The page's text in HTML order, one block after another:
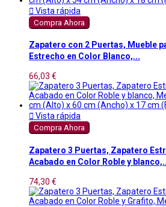
 Vista rápida
Compra Ahora
Zapatero con 2 Puertas, Mueble
Estrecho en Color Blanco,...
66,03 €
 Vista rápida
Compra Ahora
Zapatero 3 Puertas, Zapatero
Acabado en Color Roble y
74,30 €